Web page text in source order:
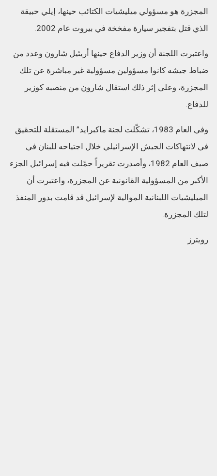
المجزرة هو مسؤولي ميليشيات الكتائب حينها، إيلي حبيقة
الذي قتل بتفجير سيارة مفخخة في بيروت عام 2002.
واعتبرت اللجنة أن وزير الدفاع حينها أريئيل شارون وعدد من
ضباط جيشه كانوا مسؤولين مسؤولية غير مباشرة عن تلك
المجزرة، وعلى إثر ذلك استقال شارون من منصبه كوزير
للدفاع.
وفي العام 1983، تشكّلت لجنة ماكبرايد” المستقلة للتحقيق
في لانتهاكات الجيش الإسرائيلي خلال اجتياحه للبنان في
صيف العام 1982، وأصدرت تقريراً حمّلت فيه إسرائيل الجزء
الأكبر من المسؤولية القانونية عن المجزرة، واعتبرت أن
الميليشيات اللبنانية الموالية لإسرائيل قد قامت بدور المنفذ
لتلك المجزرة.
رويترز